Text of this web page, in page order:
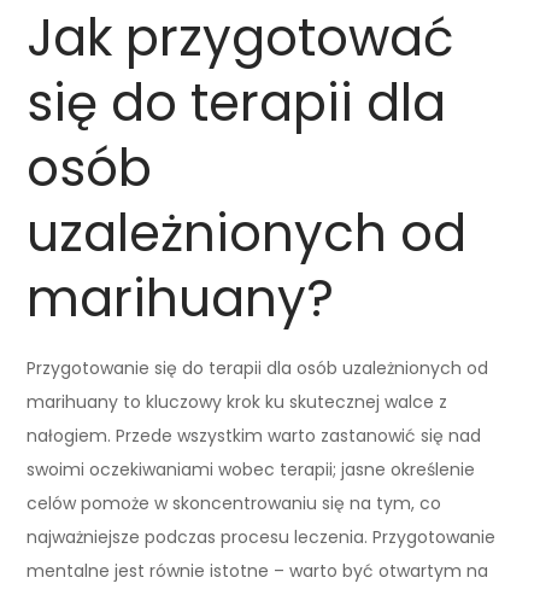
Jak przygotować
się do terapii dla
osób
uzależnionych od
marihuany?
Przygotowanie się do terapii dla osób uzależnionych od
marihuany to kluczowy krok ku skutecznej walce z
nałogiem. Przede wszystkim warto zastanowić się nad
swoimi oczekiwaniami wobec terapii; jasne określenie
celów pomoże w skoncentrowaniu się na tym, co
najważniejsze podczas procesu leczenia. Przygotowanie
mentalne jest równie istotne – warto być otwartym na